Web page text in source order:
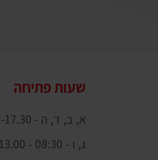
שעות פתיחה
א, ב, ד, ה - 08:30-17.30
ג, ו - 08:30 - 13.00